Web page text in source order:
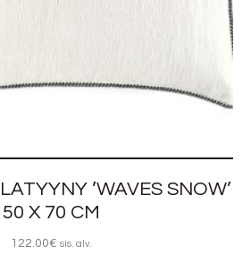
’WAVES SNOW’
50 X 70 CM
122.00€ sis. alv.